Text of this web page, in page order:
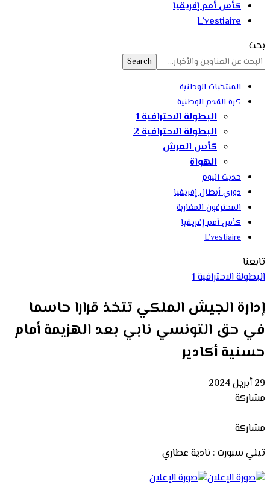
كأس أمم إفريقيا
L’vestiaire
بحث
المنتخبات الوطنية
كرة القدم الوطنية
البطولة الاحترافية 1
البطولة الاحترافية 2
كأس العرش
الهواة
حديث اليوم
دوري أبطال إفريقيا
المحترفون المغاربة
كأس أمم إفريقيا
L’vestiaire
تابعنا
البطولة الاحترافية 1
إدارة الجيش الملكي تتخذ قرارا حاسما
في حق التونسي نابي بعد الهزيمة أمام
حسنية أكادير
29 أبريل 2024
مشاركة
مشاركة
تيلي سبورت : نادية عطاري